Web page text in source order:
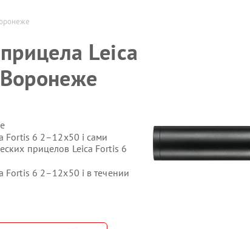
Leica
Fortis 6 2–12x50 i сами
прицелов Leica Fortis 6
Fortis 6 2–12x50 i в течении